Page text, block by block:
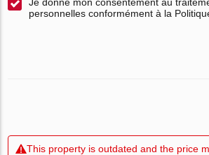
personnelles conformément à la
This property is outdated and the price